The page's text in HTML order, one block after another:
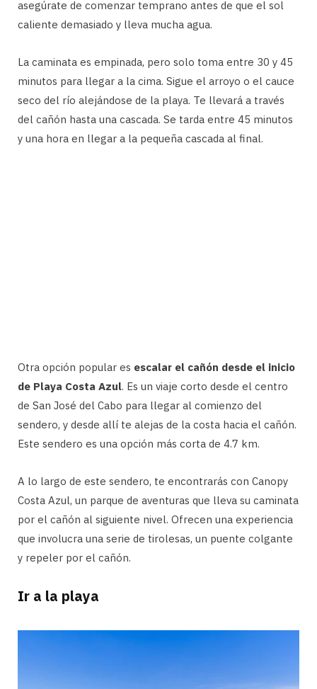
asegúrate de comenzar temprano antes de que el sol
caliente demasiado y lleva mucha agua.
La caminata es empinada, pero solo toma entre 30 y 45
minutos para llegar a la cima. Sigue el arroyo o el cauce
seco del río alejándose de la playa. Te llevará a través
del cañón hasta una cascada. Se tarda entre 45 minutos
y una hora en llegar a la pequeña cascada al final.
Otra opción popular es escalar el cañón desde el inicio
de Playa Costa Azul. Es un viaje corto desde el centro
de San José del Cabo para llegar al comienzo del
sendero, y desde allí te alejas de la costa hacia el cañón.
Este sendero es una opción más corta de 4.7 km.
A lo largo de este sendero, te encontrarás con Canopy
Costa Azul, un parque de aventuras que lleva su caminata
por el cañón al siguiente nivel. Ofrecen una experiencia
que involucra una serie de tirolesas, un puente colgante
y repeler por el cañón.
Ir a la playa